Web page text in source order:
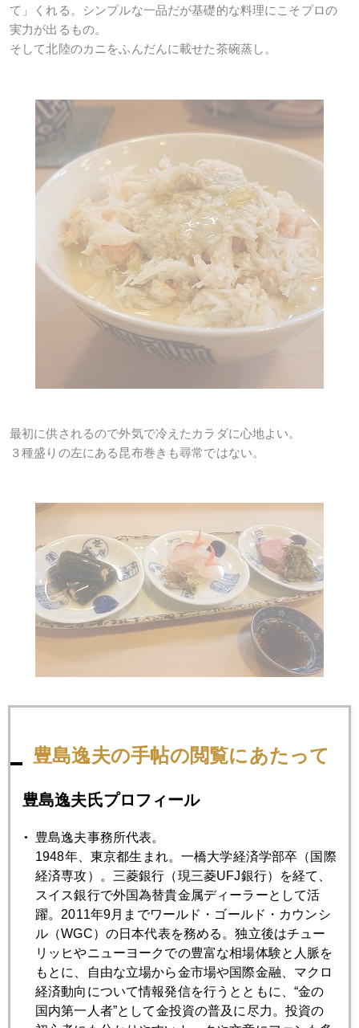
て」くれる。シンプルな一品だが基礎的な料理にこそプロの
実力が出るもの。
そして北陸のカニをふんだんに載せた茶碗蒸し。
最初に供されるので外気で冷えたカラダに心地よい。
３種盛りの左にある昆布巻きも尋常ではない。
のが鴨。冬初頭ゆえまだ若い鴨で肉の色が綺麗だ。テーブル
うほど繊細。
久しぶりの「らく山」を堪能したよ。冬の第６波が来なけれ
ば、来月また来て、ここのお雑煮、かぶら蒸し、そして更に
寒くなると更に育つ海老芋と大根を食したい。同じ食材でも
シーズン中に「育つ」のだよね。夏に札幌サテライトオフィ
スに長期滞在した時、旬のウニが特に香るピークの１週間が
あったのを思い出す。
2021年
豊島逸夫の手帖の閲覧にあたって
豊島逸夫氏プロフィール
豊島逸夫事務所代表。
1948年、東京都生まれ。一橋大学経済学部卒（国際
経済専攻）。三菱銀行（現三菱UFJ銀行）を経て、
スイス銀行で外国為替貴金属ディーラーとして活
躍。2011年9月までワールド・ゴールド・カウンシ
ル（WGC）の日本代表を務める。独立後はチュー
リッヒやニューヨークでの豊富な相場体験と人脈を
もとに、自由な立場から金市場や国際金融、マクロ
経済動向について情報発信を行うとともに、“金の
国内第一人者”として金投資の普及に尽力。投資の